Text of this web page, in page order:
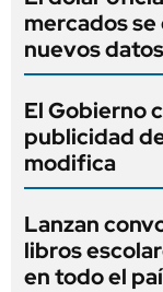
mercados se
nuevos
El Gobierno
publicidad
modifica
Lanzan
libros
en todo el